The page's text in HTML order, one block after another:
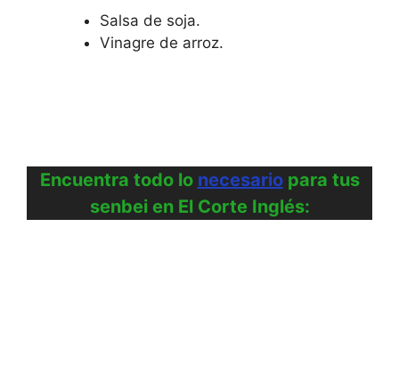
Salsa de soja.
Vinagre de arroz.
Encuentra todo lo necesariopara tus
senbei en El Corte Inglés: